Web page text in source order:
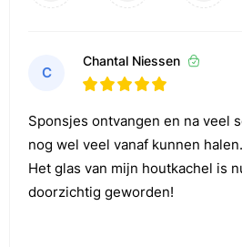
C
Chantal Niessen
Sponsjes ontvangen en na veel
nog wel veel vanaf kunnen halen.
Het glas van mijn houtkachel is
doorzichtig geworden!